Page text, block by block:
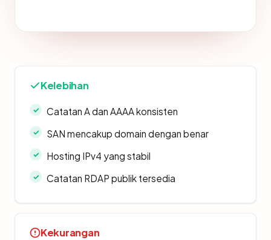
Kelebihan
Catatan A dan AAAA konsisten
SAN mencakup domain dengan benar
Hosting IPv4 yang stabil
Catatan RDAP publik tersedia
Kekurangan